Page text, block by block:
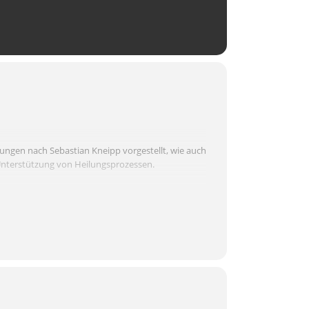
nach Sebastian Kneipp vorgestellt, wie auch
von Heilungsprozessen.